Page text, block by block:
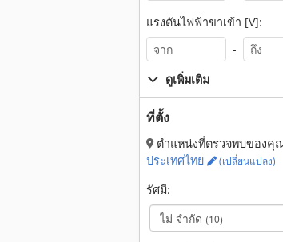
แรงดันไฟฟ้าขาเข้า [V]:
-
ดูเพิ่มเติม
ที่ตั้ง
ตำแหน่งที่ตรวจพบของคุ
ประเทศไทย
(เปลี่ยนแปลง)
รัศมี:
ไม่ จำกัด (10)